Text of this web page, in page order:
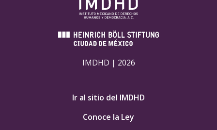
IMDHD | 2026
Ir al sitio del IMDHD
Conoce la Ley